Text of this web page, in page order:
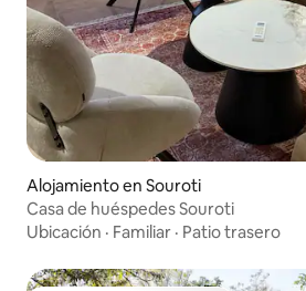
Alojamiento en Souroti
Casa de huéspedes Souroti
Ubicación · Familiar · Patio trasero